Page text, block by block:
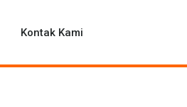
Kontak Kami